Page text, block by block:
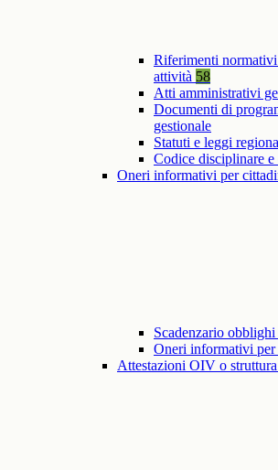
Riferimenti
attività 58
Atti amministrativi
Documenti di
gestionale
Statuti e leggi
Codice disciplinare
Oneri informativi per
Scadenzario
Oneri informativi per
Attestazioni OIV o struttura